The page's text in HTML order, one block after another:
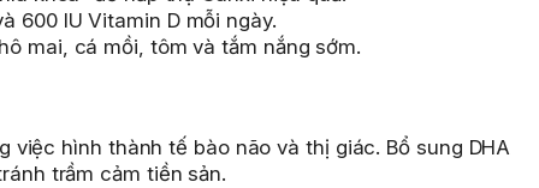
600 IU Vitamin D mỗi ngày.
mai, cá mồi, tôm và tắm nắng sớm.
việc hình thành tế bào não và thị giác. Bổ sung DHA
trầm cảm tiền sản.